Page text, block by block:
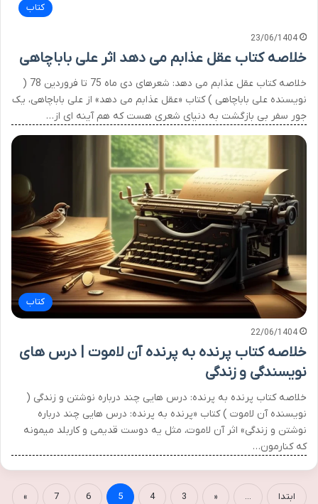
کتاب
23/06/1404
خلاصه کتاب عقل عذابم می دهد اثر علی باباچاهی
خلاصه کتاب عقل عذابم می دهد: شعرهای دی ماه 75 تا فروردین 78 (
نویسنده علی باباچاهی ) کتاب «عقل عذابم می دهد» از علی باباچاهی، یک
جور سفر بی بازگشت به دنیای شعری هست که هم آینه ای از…
کتاب
22/06/1404
خلاصه کتاب پرنده به پرنده آن لاموت | درس های
نویسندگی و زندگی
خلاصه کتاب پرنده به پرنده: درس هایی چند درباره نوشتن و زندگی (
نویسنده آن لاموت ) کتاب «پرنده به پرنده: درس هایی چند درباره
نوشتن و زندگی» اثر آن لاموت، مثل یه دوست قدیمی و کاربلد میمونه
که کنارمون…
ابتدا ...
«
3
4
5
6
7
»